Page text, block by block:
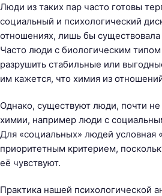
Люди из таких пар часто готовы
социальный и психологический
отношениях, лишь бы
Часто люди с биологическим
разрушить стабильные или
им кажется, что химия из
Однако, существуют люди, почти не
химии, например люди с
Для «социальных» людей условная
приоритетным критерием,
её чувствуют.
Практика нашей психологической